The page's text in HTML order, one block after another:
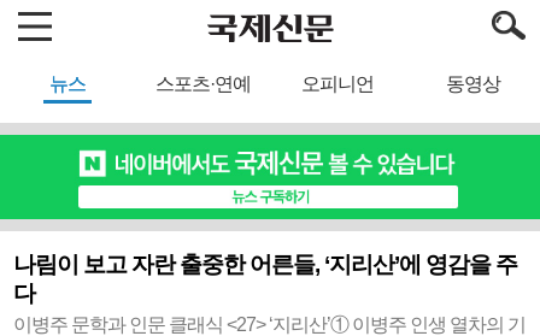
뉴스 스포츠·연예 오피니언 동영상
나림이 보고 자란 출중한 어른들, ‘지리산’에 영감을 주
다
이병주 문학과 인문 클래식 <27> ‘지리산’① 이병주 인생 열차의 기